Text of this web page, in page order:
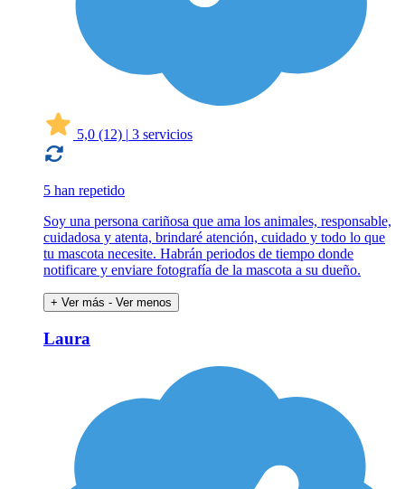
5,0 (12) | 3 servicios
5 han repetido
Soy una persona cariñosa que ama los animales, responsable,
cuidadosa y atenta, brindaré atención, cuidado y todo lo que
tu mascota necesite. Habrán periodos de tiempo donde
notificare y enviare fotografía de la mascota a su dueño.
+ Ver más - Ver menos
Laura